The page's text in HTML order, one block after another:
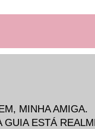
MINHA AMIGA.
GUIA ESTÁ